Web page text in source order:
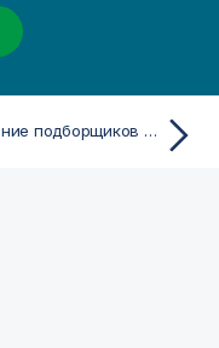
Создание подборщиков интервала дат